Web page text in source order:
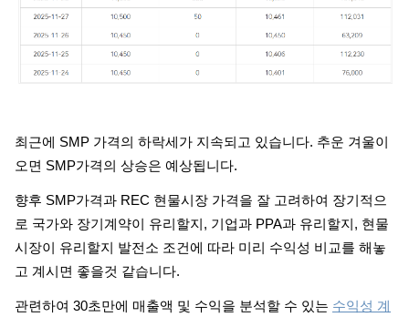
최근에 SMP 가격의 하락세가 지속되고 있습니다. 추운 겨울이
오면 SMP가격의 상승은 예상됩니다.
향후 SMP가격과 REC 현물시장 가격을 잘 고려하여 장기적으
로 국가와 장기계약이 유리할지, 기업과 PPA과 유리할지, 현물
시장이 유리할지 발전소 조건에 따라 미리 수익성 비교를 해놓
고 계시면 좋을것 같습니다.
관련하여 30초만에 매출액 및 수익을 분석할 수 있는 수익성 계